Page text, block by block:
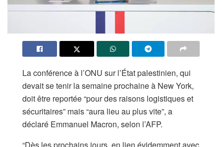
La conférence à l’ONU sur l’État palestinien, qui
devait se tenir la semaine prochaine à New York,
doit être reportée “pour des raisons logistiques et
sécuritaires” mais “aura lieu au plus vite”, a
déclaré Emmanuel Macron, selon l’AFP.